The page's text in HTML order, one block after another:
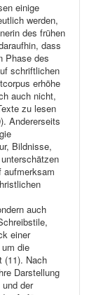
einige
werden,
des frühen
dass
Phase des
schriftlichen
erhöhe
auch nicht,
zu lesen
Andererseits
Bildnisse,
aufmerksam
auch
einer
die
(11). Nach
Darstellung
der